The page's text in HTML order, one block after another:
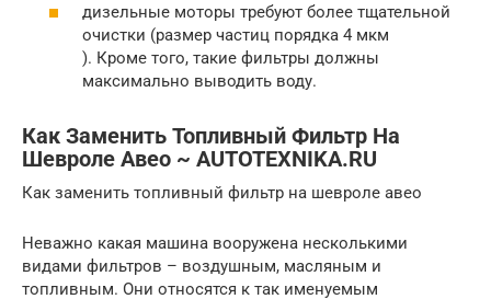
дизельные моторы требуют более тщательной
очистки (размер частиц порядка 4 мкм
). Кроме того, такие фильтры должны
максимально выводить воду.
Как Заменить Топливный Фильтр На
Шевроле Авео ~ AUTOTEXNIKA.RU
Как заменить топливный фильтр на шевроле авео
Неважно какая машина вооружена несколькими
видами фильтров – воздушным, масляным и
топливным. Они относятся к так именуемым